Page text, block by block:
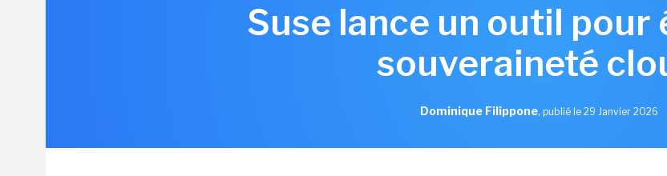
Suse lance un outil pour
souveraineté
Dominique Filippone, publié le 29 Janvier 2026